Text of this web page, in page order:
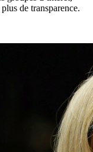
de transparence.